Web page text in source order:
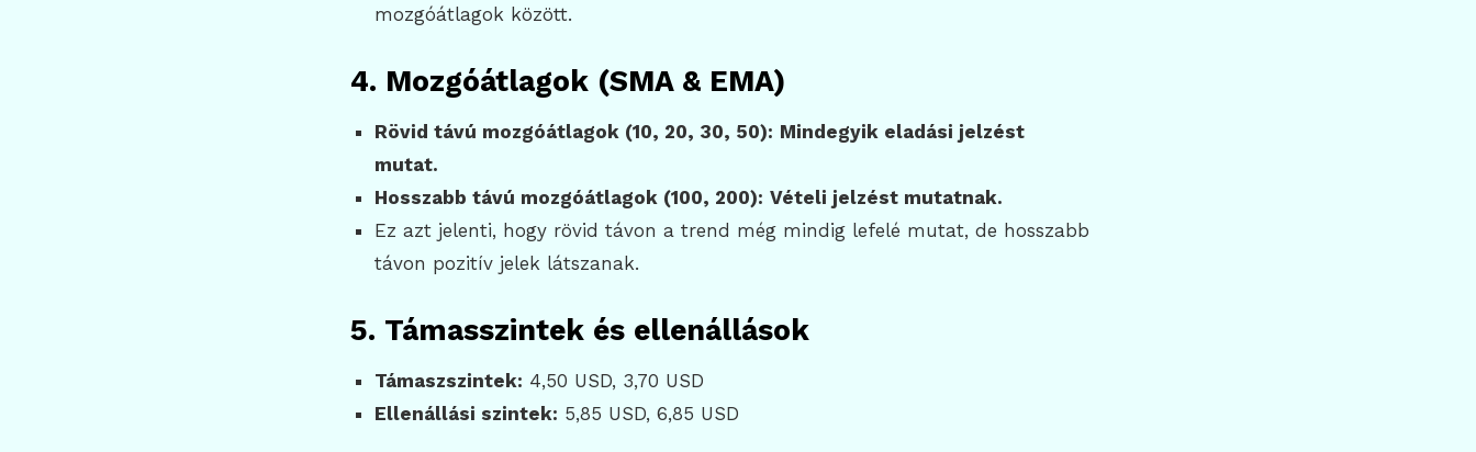
mozgóátlagok között.
4. Mozgóátlagok (SMA & EMA)
Rövid távú mozgóátlagok (10, 20, 30, 50): Mindegyik eladási jelzést
mutat.
Hosszabb távú mozgóátlagok (100, 200): Vételi jelzést mutatnak.
Ez azt jelenti, hogy rövid távon a trend még mindig lefelé mutat, de hosszabb
távon pozitív jelek látszanak.
5. Támasszintek és ellenállások
Támaszszintek: 4,50 USD, 3,70 USD
Ellenállási szintek: 5,85 USD, 6,85 USD